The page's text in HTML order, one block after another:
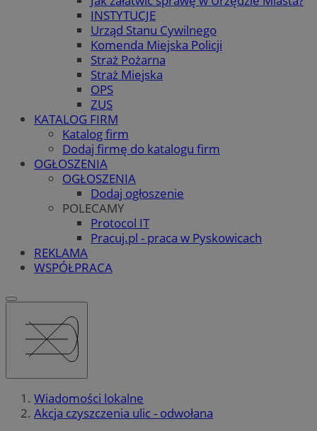
INSTYTUCJE
Urząd Stanu Cywilnego
Komenda Miejska Policji
Straż Pożarna
Straż Miejska
OPS
ZUS
KATALOG FIRM
Katalog firm
Dodaj firmę do katalogu firm
OGŁOSZENIA
OGŁOSZENIA
Dodaj ogłoszenie
POLECAMY
Protocol IT
Pracuj.pl - praca w Pyskowicach
REKLAMA
WSPÓŁPRACA
Wiadomości lokalne
Akcja czyszczenia ulic - odwołana